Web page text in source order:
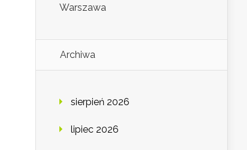
Warszawa
Archiwa
sierpień 2026
lipiec 2026